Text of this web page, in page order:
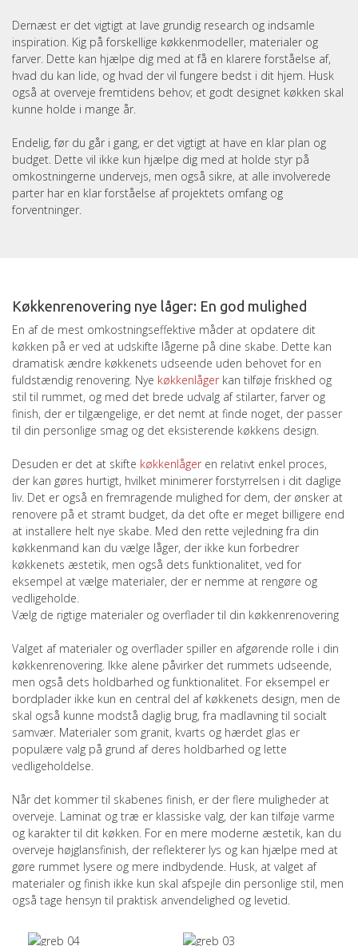
Dernæst er det vigtigt at lave grundig research og indsamle
inspiration. Kig på forskellige køkkenmodeller, materialer og
farver. Dette kan hjælpe dig med at få en klarere forståelse af,
hvad du kan lide, og hvad der vil fungere bedst i dit hjem. Husk
også at overveje fremtidens behov; et godt designet køkken skal
kunne holde i mange år.
Endelig, før du går i gang, er det vigtigt at have en klar plan og
budget. Dette vil ikke kun hjælpe dig med at holde styr på
omkostningerne undervejs, men også sikre, at alle involverede
parter har en klar forståelse af projektets omfang og
forventninger.
Køkkenrenovering nye låger: En god mulighed
En af de mest omkostningseffektive måder at opdatere dit
køkken på er ved at udskifte lågerne på dine skabe. Dette kan
dramatisk ændre køkkenets udseende uden behovet for en
fuldstændig renovering. Nye køkkenlåger kan tilføje friskhed og
stil til rummet, og med det brede udvalg af stilarter, farver og
finish, der er tilgængelige, er det nemt at finde noget, der passer
til din personlige smag og det eksisterende køkkens design.
Desuden er det at skifte køkkenlåger en relativt enkel proces,
der kan gøres hurtigt, hvilket minimerer forstyrrelsen i dit daglige
liv. Det er også en fremragende mulighed for dem, der ønsker at
renovere på et stramt budget, da det ofte er meget billigere end
at installere helt nye skabe. Med den rette vejledning fra din
køkkenmand kan du vælge låger, der ikke kun forbedrer
køkkenets æstetik, men også dets funktionalitet, ved for
eksempel at vælge materialer, der er nemme at rengøre og
vedligeholde.
Vælg de rigtige materialer og overflader til din køkkenrenovering
Valget af materialer og overflader spiller en afgørende rolle i din
køkkenrenovering. Ikke alene påvirker det rummets udseende,
men også dets holdbarhed og funktionalitet. For eksempel er
bordplader ikke kun en central del af køkkenets design, men de
skal også kunne modstå daglig brug, fra madlavning til socialt
samvær. Materialer som granit, kvarts og hærdet glas er
populære valg på grund af deres holdbarhed og lette
vedligeholdelse.
Når det kommer til skabenes finish, er der flere muligheder at
overveje. Laminat og træ er klassiske valg, der kan tilføje varme
og karakter til dit køkken. For en mere moderne æstetik, kan du
overveje højglansfinish, der reflekterer lys og kan hjælpe med at
gøre rummet lysere og mere indbydende. Husk, at valget af
materialer og finish ikke kun skal afspejle din personlige stil, men
også tage hensyn til praktisk anvendelighed og levetid.